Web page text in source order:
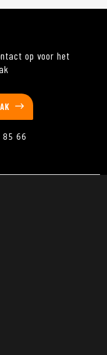
op voor het
85 66